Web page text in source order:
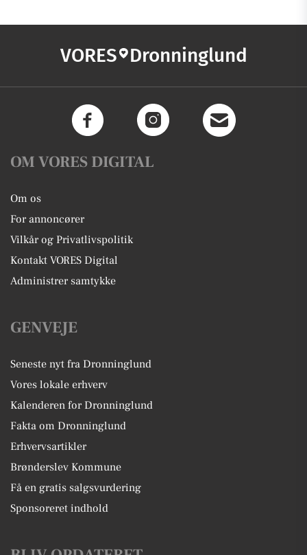
VORES Dronninglund
OM VORES DIGITAL
Om os
For annoncører
Vilkår og Privatlivspolitik
Kontakt VORES Digital
Administrer samtykke
GENVEJE
Seneste nyt fra Dronninglund
Vores lokale erhverv
Kalenderen for Dronninglund
Fakta om Dronninglund
Erhvervsartikler
Brønderslev Kommune
Få en gratis salgsvurdering
Sponsoreret indhold